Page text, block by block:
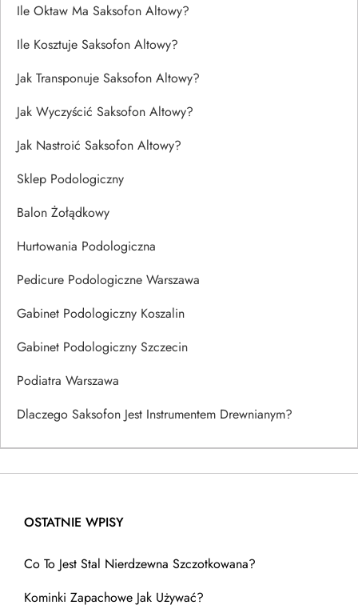
Ile Oktaw Ma Saksofon Altowy?
Ile Kosztuje Saksofon Altowy?
Jak Transponuje Saksofon Altowy?
Jak Wyczyścić Saksofon Altowy?
Jak Nastroić Saksofon Altowy?
Sklep Podologiczny
Balon Żołądkowy
Hurtowania Podologiczna
Pedicure Podologiczne Warszawa
Gabinet Podologiczny Koszalin
Gabinet Podologiczny Szczecin
Podiatra Warszawa
Dlaczego Saksofon Jest Instrumentem Drewnianym?
OSTATNIE WPISY
Co To Jest Stal Nierdzewna Szczotkowana?
Kominki Zapachowe Jak Używać?